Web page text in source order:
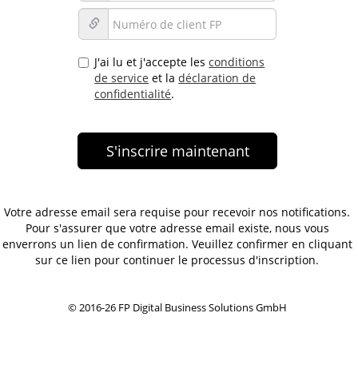
J'ai lu et j'accepte lesconditions
de service et ladéclaration de
confidentialité.
Votre adresse email sera requise pour recevoir nos notifications.
Pour s'assurer que votre adresse email existe, nous vous
enverrons un lien de confirmation. Veuillez confirmer en cliquant
sur ce lien pour continuer le processus d'inscription.
© 2016-26 FP Digital Business Solutions GmbH